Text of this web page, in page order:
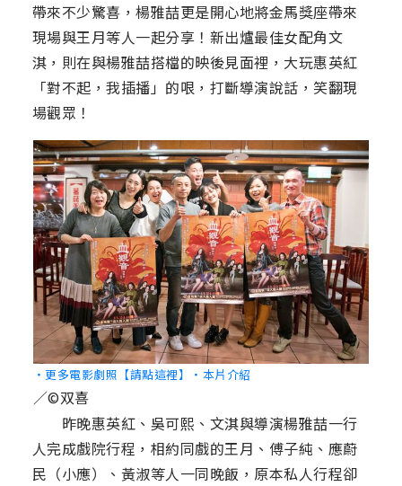
帶來不少驚喜，楊雅喆更是開心地將金馬獎座帶來
現場與王月等人一起分享！新出爐最佳女配角文
淇，則在與楊雅喆搭檔的映後見面裡，大玩惠英紅
「對不起，我插播」的哏，打斷導演說話，笑翻現
場觀眾！
‧更多電影劇照【請點這裡】 ‧本片介紹
／©双喜
昨晚惠英紅、吳可熙、文淇與導演楊雅喆一行
人完成戲院行程，相約同戲的王月、傅子純、應蔚
民（小應）、黃淑等人一同晚飯，原本私人行程卻